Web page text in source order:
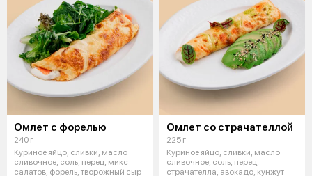
Омлет с форелью
240 г
Куриное яйцо, сливки, масло
сливочное, соль, перец, микс
салатов, форель, творожный сыр
Омлет со страчателлой
225 г
Куриное яйцо, сливки, масло
сливочное, соль, перец,
страчателла, авокадо, кунжут